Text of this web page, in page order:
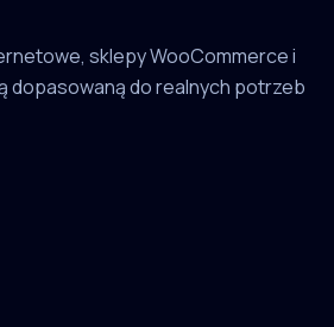
sklepy WooCommerce i
dopasowaną do realnych potrzeb